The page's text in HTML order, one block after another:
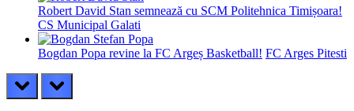
Robert David Stan semnează cu SCM Politehnica Timișoara!
CS Municipal Galati
Bogdan Popa revine la FC Argeș Basketball! FC Arges Pitesti
prev next